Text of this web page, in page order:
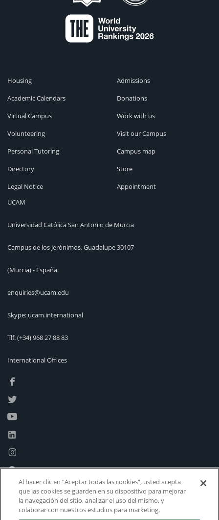
Housing
Academic Calendars
Virtual Campus
Volunteering
Personal Tutoring
Directory
Legal Notice
Admissions
Donations
Work with us
Visit our Campus
Campus map
Store
Appointment
UCAM
Universidad Católica San Antonio de Murcia
Campus de los Jerónimos, Guadalupe 30107
(Murcia) - España
enquiries@ucam.edu
Skype: ucam.international
Tlf:(+34) 968 27 88 83
International Offices
Al hacer clic en “Aceptar todas las cookies”, usted acepta
que las cookies se guarden en su dispositivo para mejorar
la navegación del sitio, analizar el uso del mismo, y
colaborar con nuestros estudios para marketing.